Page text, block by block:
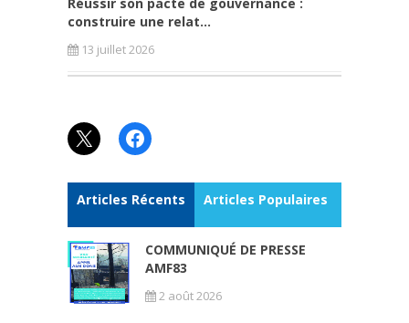
construire une relat...
13 juillet 2026
X Facebook
Articles Récents Articles Populaires
COMMUNIQUÉ DE PRESSE
AMF83
2 août 2026